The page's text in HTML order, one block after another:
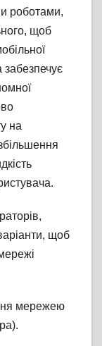
роботами,
щоб
на
щоб
мережею